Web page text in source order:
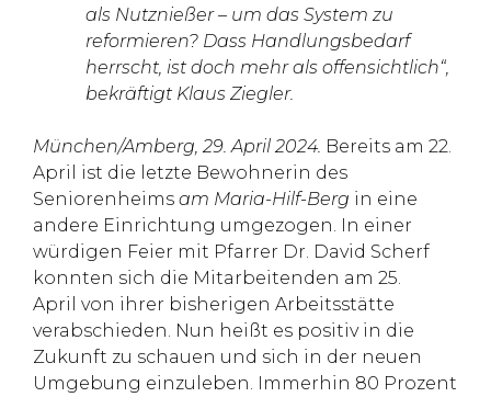
als Nutznießer – um das System zu
reformieren? Dass Handlungsbedarf
herrscht, ist doch mehr als offensichtlich“,
bekräftigt Klaus Ziegler.
München/Amberg, 29. April 2024. Bereits am 22.
April ist die letzte Bewohnerin des
Seniorenheims am Maria-Hilf-Berg in eine
andere Einrichtung umgezogen. In einer
würdigen Feier mit Pfarrer Dr. David Scherf
konnten sich die Mitarbeitenden am 25.
April von ihrer bisherigen Arbeitsstätte
verabschieden. Nun heißt es positiv in die
Zukunft zu schauen und sich in der neuen
Umgebung einzuleben. Immerhin 80 Prozent